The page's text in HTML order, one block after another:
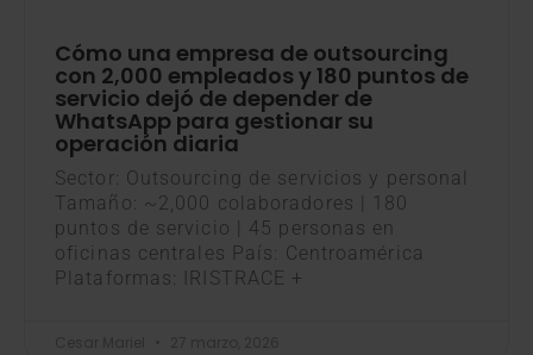
Cómo una empresa de outsourcing
con 2,000 empleados y 180 puntos de
servicio dejó de depender de
WhatsApp para gestionar su
operación diaria
Sector: Outsourcing de servicios y personal
Tamaño: ~2,000 colaboradores | 180
puntos de servicio | 45 personas en
oficinas centrales País: Centroamérica
Plataformas: IRISTRACE +